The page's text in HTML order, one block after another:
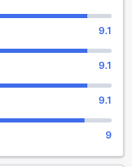
är i Yeosu! Bekvämt
bara 3,0 km bort.
9.1
9.1
9.1
9